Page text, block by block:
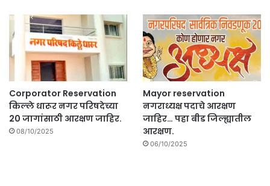
Corporator Reservation
किल्ले धारूर नगर परिषदेच्या
20 जागांसाठी आरक्षण जाहिर.
08/10/2025
Mayor reservation
नगराध्यक्ष पदाचे आरक्षण
जाहिर… पहा बीड जिल्ह्यातील
आरक्षण.
06/10/2025